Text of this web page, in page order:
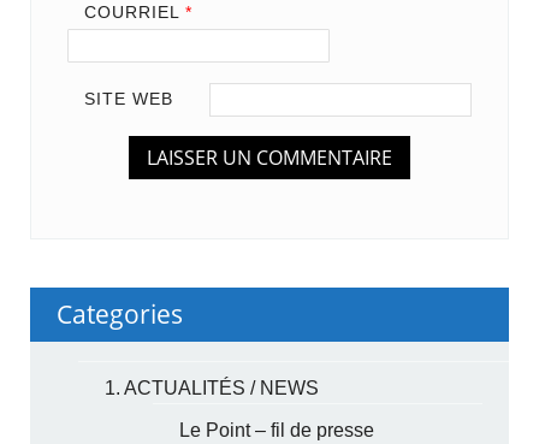
COURRIEL *
SITE WEB
Categories
1. ACTUALITÉS / NEWS
Le Point – fil de presse